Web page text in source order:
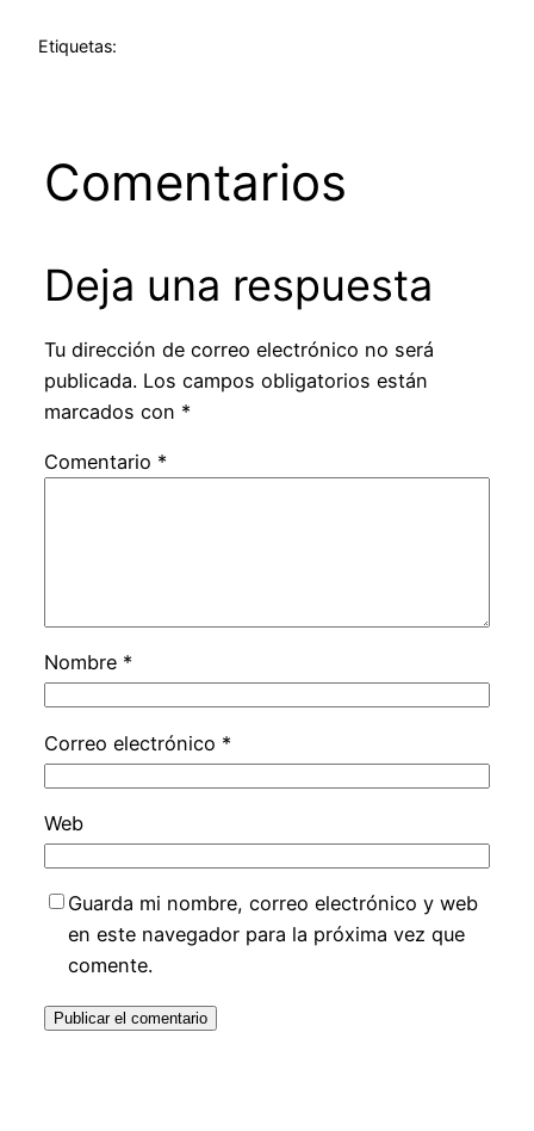
Etiquetas:
Comentarios
Deja una respuesta
Tu dirección de correo electrónico no será
publicada. Los campos obligatorios están
marcados con *
Comentario *
Nombre *
Correo electrónico *
Web
Guarda mi nombre, correo electrónico y web
en este navegador para la próxima vez que
comente.